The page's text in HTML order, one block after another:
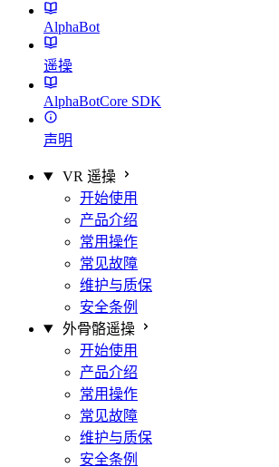
AlphaBot
遥操
AlphaBotCore SDK
声明
VR 遥操
开始使用
产品介绍
常用操作
常见故障
维护与质保
安全条例
外骨骼遥操
开始使用
产品介绍
常用操作
常见故障
维护与质保
安全条例